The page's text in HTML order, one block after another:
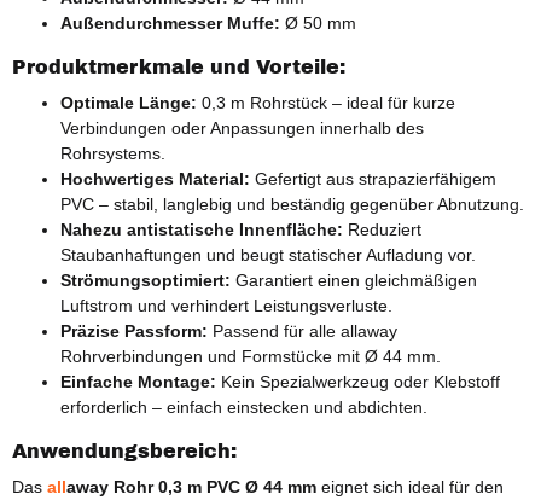
Außendurchmesser Muffe: Ø 50 mm
Produktmerkmale und Vorteile:
Optimale Länge: 0,3 m Rohrstück – ideal für kurze
Verbindungen oder Anpassungen innerhalb des
Rohrsystems.
Hochwertiges Material: Gefertigt aus strapazierfähigem
PVC – stabil, langlebig und beständig gegenüber Abnutzung.
Nahezu antistatische Innenfläche: Reduziert
Staubanhaftungen und beugt statischer Aufladung vor.
Strömungsoptimiert: Garantiert einen gleichmäßigen
Luftstrom und verhindert Leistungsverluste.
Präzise Passform: Passend für alle allaway
Rohrverbindungen und Formstücke mit Ø 44 mm.
Einfache Montage: Kein Spezialwerkzeug oder Klebstoff
erforderlich – einfach einstecken und abdichten.
Anwendungsbereich:
Das allaway Rohr 0,3 m PVC Ø 44 mm eignet sich ideal für den